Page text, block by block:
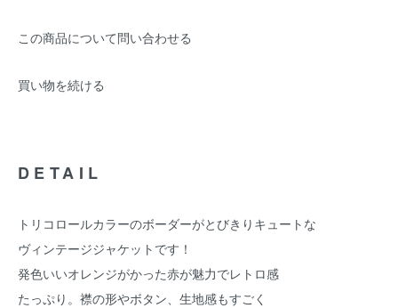
この商品について問い合わせる
買い物を続ける
DETAIL
トリコロールカラーのボーダーがとびきりキュートな
ヴィンテージジャケットです！
発色いいオレンジがかった赤が魅力でレトロ感
たっぷり。襟の形やボタン、生地感もすごく